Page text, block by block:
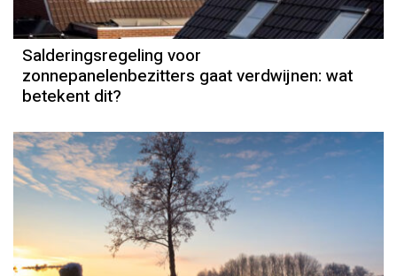
Salderingsregeling voor
zonnepanelenbezitters gaat verdwijnen: wat
betekent dit?
Het weer
Jordi Bloem